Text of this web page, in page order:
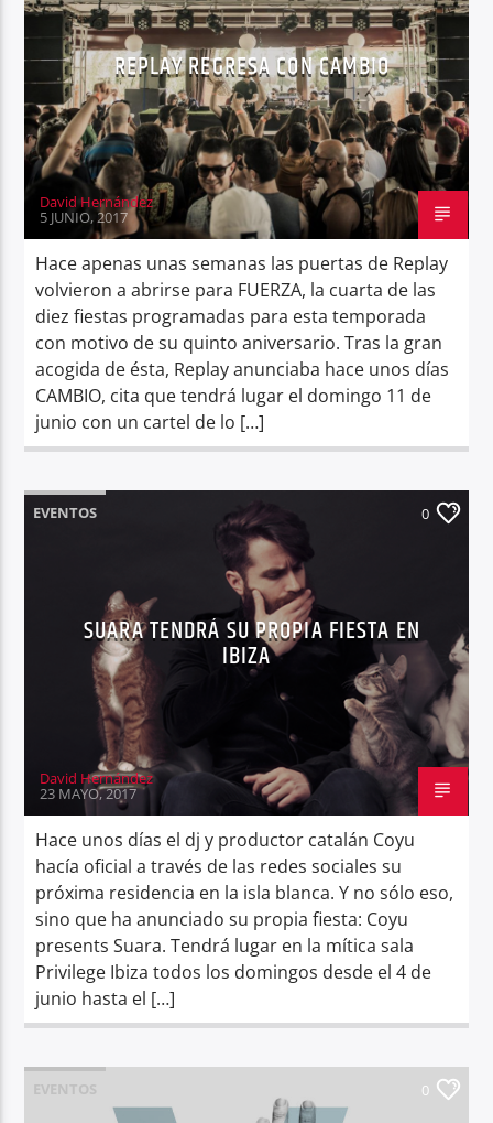
REPLAY REGRESA CON CAMBIO
David Hernández
5 JUNIO, 2017
Hace apenas unas semanas las puertas de Replay
volvieron a abrirse para FUERZA, la cuarta de las
diez fiestas programadas para esta temporada
con motivo de su quinto aniversario. Tras la gran
acogida de ésta, Replay anunciaba hace unos días
CAMBIO, cita que tendrá lugar el domingo 11 de
junio con un cartel de lo […]
EVENTOS 0
SUARA TENDRÁ SU PROPIA FIESTA EN
IBIZA
David Hernández
23 MAYO, 2017
Hace unos días el dj y productor catalán Coyu
hacía oficial a través de las redes sociales su
próxima residencia en la isla blanca. Y no sólo eso,
sino que ha anunciado su propia fiesta: Coyu
presents Suara. Tendrá lugar en la mítica sala
Privilege Ibiza todos los domingos desde el 4 de
junio hasta el […]
0